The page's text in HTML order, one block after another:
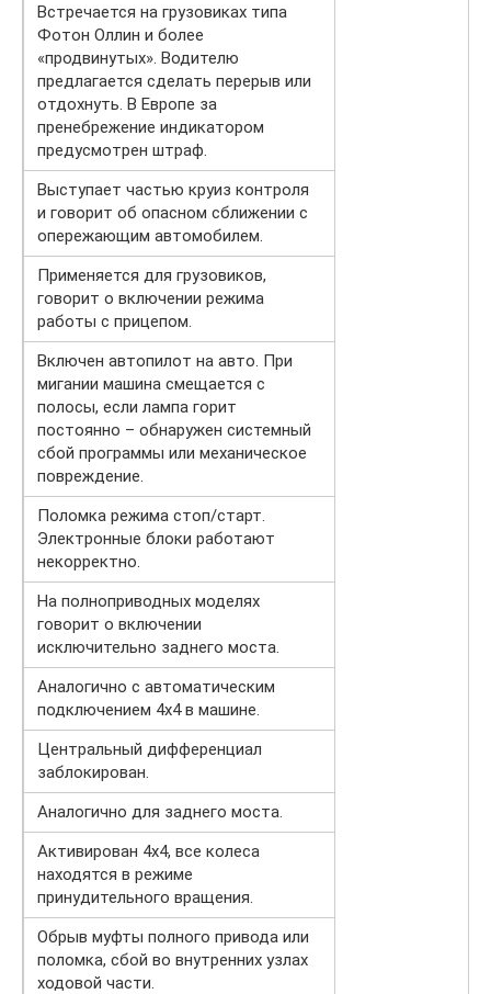
Встречается на грузовиках типа
Фотон Оллин и более
«продвинутых». Водителю
предлагается сделать перерыв или
отдохнуть. В Европе за
пренебрежение индикатором
предусмотрен штраф.
Выступает частью круиз контроля
и говорит об опасном сближении с
опережающим автомобилем.
Применяется для грузовиков,
говорит о включении режима
работы с прицепом.
Включен автопилот на авто. При
мигании машина смещается с
полосы, если лампа горит
постоянно – обнаружен системный
сбой программы или механическое
повреждение.
Поломка режима стоп/старт.
Электронные блоки работают
некорректно.
На полноприводных моделях
говорит о включении
исключительно заднего моста.
Аналогично с автоматическим
подключением 4х4 в машине.
Центральный дифференциал
заблокирован.
Аналогично для заднего моста.
Активирован 4х4, все колеса
находятся в режиме
принудительного вращения.
Обрыв муфты полного привода или
поломка, сбой во внутренних узлах
ходовой части.